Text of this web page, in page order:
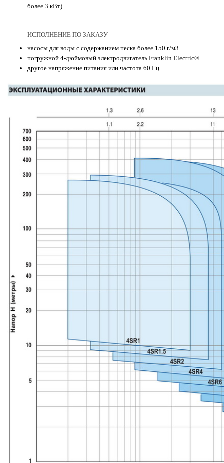
более 3 кВт).
ИСПОЛНЕНИЕ ПО ЗАКАЗУ
насосы для воды с содержанием песка более 150 г/м3
погружной 4-дюймовый электродвигатель Franklin Electric®
другое напряжение питания или частота 60 Гц